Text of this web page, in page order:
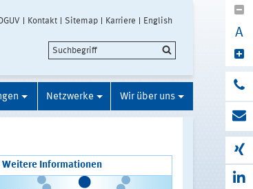
DGUV Kontakt Sitemap Karriere English
A
Netzwerke Wir über uns
Weitere Informationen